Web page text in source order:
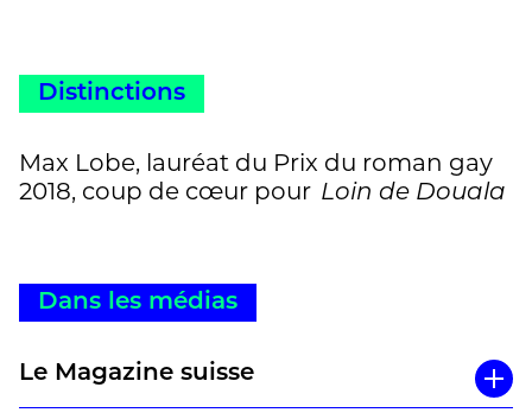
Distinctions
Max Lobe, lauréat du Prix du roman gay
2018, coup de cœur pour Loin de Douala
Dans les médias
Le Magazine suisse